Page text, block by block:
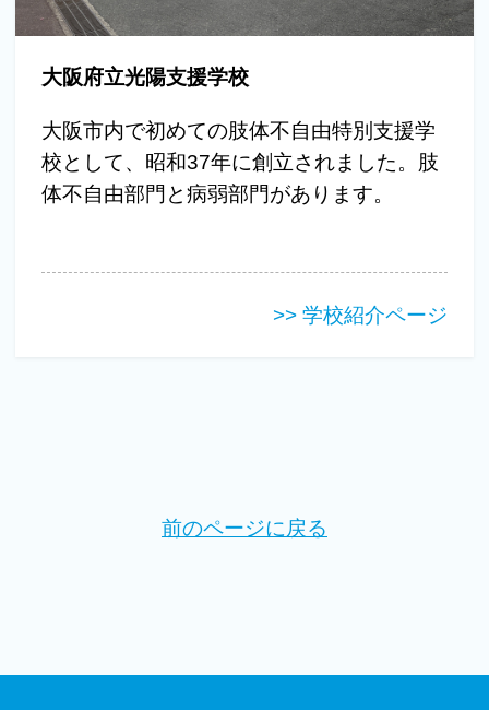
大阪府立光陽支援学校
大阪市内で初めての肢体不自由特別支援学
校として、昭和37年に創立されました。肢
体不自由部門と病弱部門があります。
>> 学校紹介ページ
前のページに戻る